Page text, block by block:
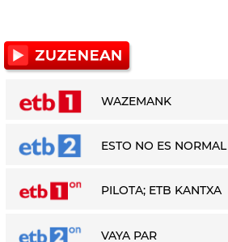
WAZEMANK
ESTO NO ES NORMAL
PILOTA; ETB KANTXA
VAYA PAR